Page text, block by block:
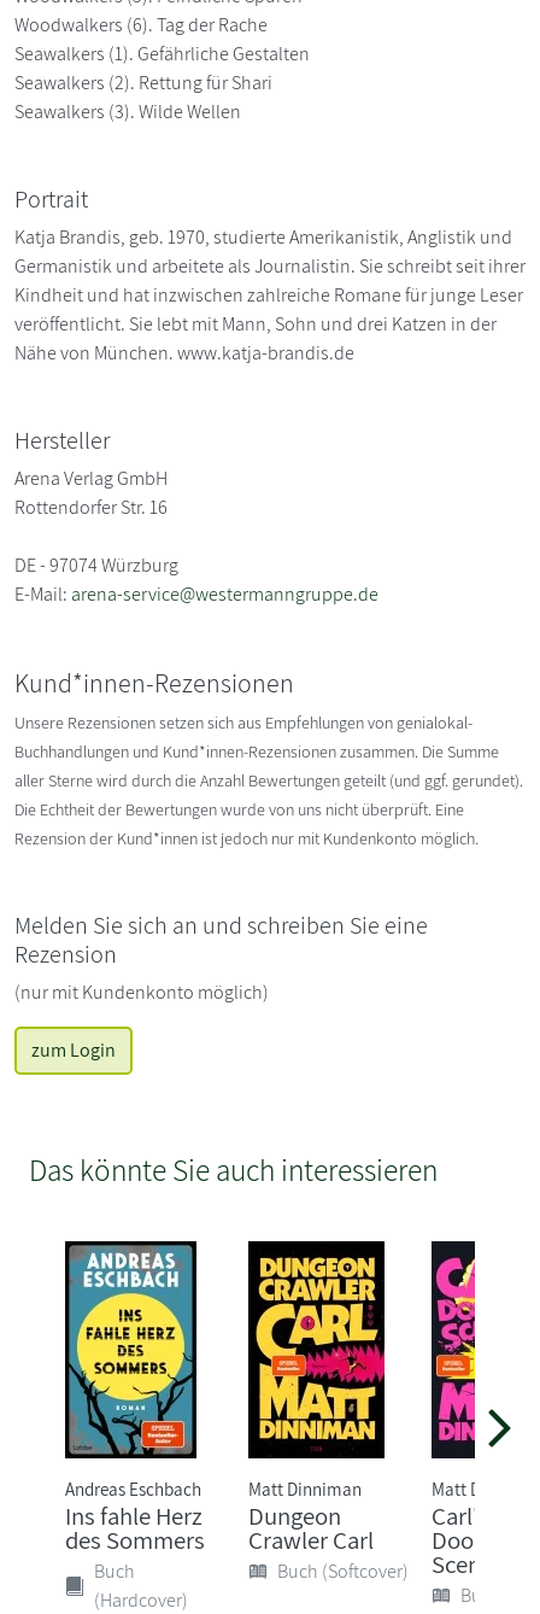
Woodwalkers (6). Tag der Rache
Seawalkers (1). Gefährliche Gestalten
Seawalkers (2). Rettung für Shari
Seawalkers (3). Wilde Wellen
Portrait
Katja Brandis, geb. 1970, studierte Amerikanistik, Anglistik und
Germanistik und arbeitete als Journalistin. Sie schreibt seit ihrer
Kindheit und hat inzwischen zahlreiche Romane für junge Leser
veröffentlicht. Sie lebt mit Mann, Sohn und drei Katzen in der
Nähe von München. www.katja-brandis.de
Hersteller
Arena Verlag GmbH
Rottendorfer Str. 16
DE - 97074 Würzburg
E-Mail: arena-service@westermanngruppe.de
Kund*innen-Rezensionen
Unsere Rezensionen setzen sich aus Empfehlungen von genialokal-
Buchhandlungen und Kund*innen-Rezensionen zusammen. Die Summe
aller Sterne wird durch die Anzahl Bewertungen geteilt (und ggf. gerundet).
Die Echtheit der Bewertungen wurde von uns nicht überprüft. Eine
Rezension der Kund*innen ist jedoch nur mit Kundenkonto möglich.
Melden Sie sich an und schreiben Sie eine
Rezension
(nur mit Kundenkonto möglich)
zum Login
Das könnte Sie auch interessieren
Andreas Eschbach
Ins fahle Herz
des Sommers
Buch
(Hardcover)
Matt Dinniman
Dungeon
Crawler Carl
Buch (Softcover)
Matt
Carl's
Scenario
Buch